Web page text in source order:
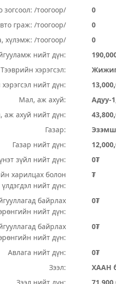
зогсоол: /тоогоор/
0
граж: /тоогоор/
0
хүлэмж: /тоогоор/
0
нийт дүн:
Тээврийн хэрэгсэл:
нийт дүн:
Мал, аж ахуй:
Адуу-
аж ахуй нийт дүн:
Газар:
Газар нийт дүн:
зүйл нийт дүн:
0₮
харилцах болон
нийт дүн:
₮
байрлах
нийт дүн:
0₮
байрлах
нийт дүн:
0₮
Авлага нийт дүн:
0₮
Зээл:
ХААН